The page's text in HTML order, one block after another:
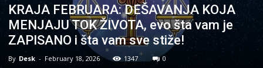
KRAJA FEBRUARA: DEŠAVANJA KOJA
MENJAJU TOK ŽIVOTA, evo šta vam je
ZAPISANO i šta vam sve stiže!
By Desk - February 18, 2026 1347 0